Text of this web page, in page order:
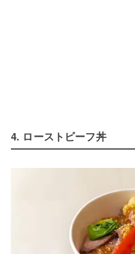
4. ローストビーフ丼